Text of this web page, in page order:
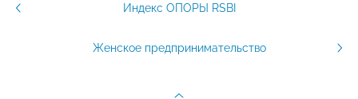
Индекс ОПОРЫ RSBI
Женское предпринимательство